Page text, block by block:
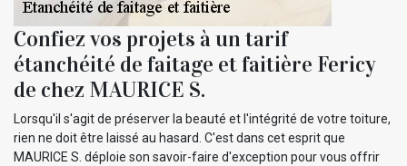
Confiez vos projets à un tarif
étanchéité de faitage et faitière Fericy
de chez MAURICE S.
Lorsqu'il s'agit de préserver la beauté et l'intégrité de votre toiture,
rien ne doit être laissé au hasard. C'est dans cet esprit que
MAURICE S. déploie son savoir-faire d'exception pour vous offrir